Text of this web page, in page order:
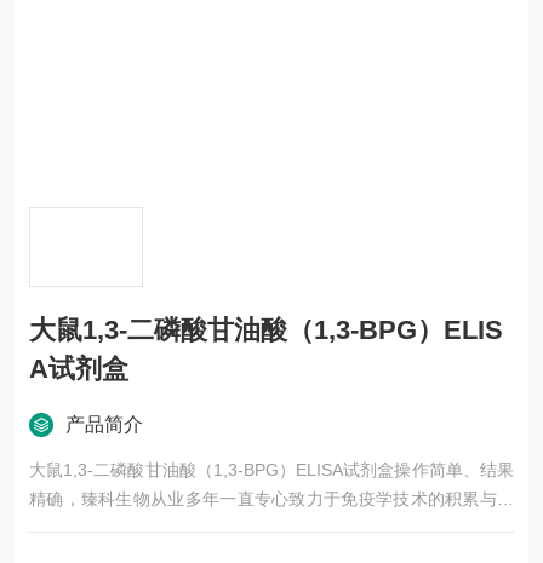
大鼠1,3-二磷酸甘油酸（1,3-BPG）ELIS
A试剂盒
产品简介
大鼠1,3-二磷酸甘油酸（1,3-BPG）ELISA试剂盒操作简单、结果
精确，臻科生物从业多年一直专心致力于免疫学技术的积累与发
展，以其优质的产品质量与专业的技术服务，赢得业内广大人士